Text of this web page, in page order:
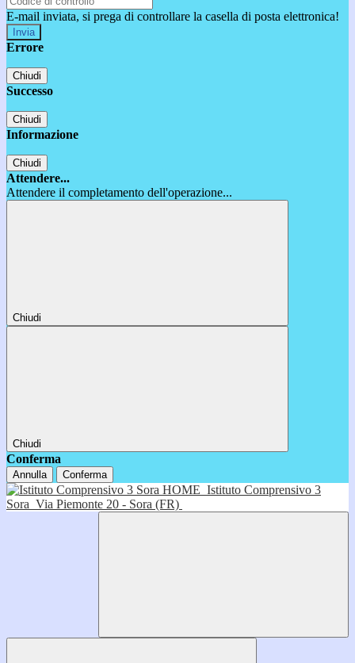
E-mail inviata, si prega di controllare la casella di posta elettronica!
Errore
Chiudi
Successo
Chiudi
Informazione
Chiudi
Attendere...
Attendere il completamento dell'operazione...
Chiudi
Chiudi
Conferma
Annulla Conferma
HOME Istituto Comprensivo 3
Sora Via Piemonte 20 - Sora (FR)